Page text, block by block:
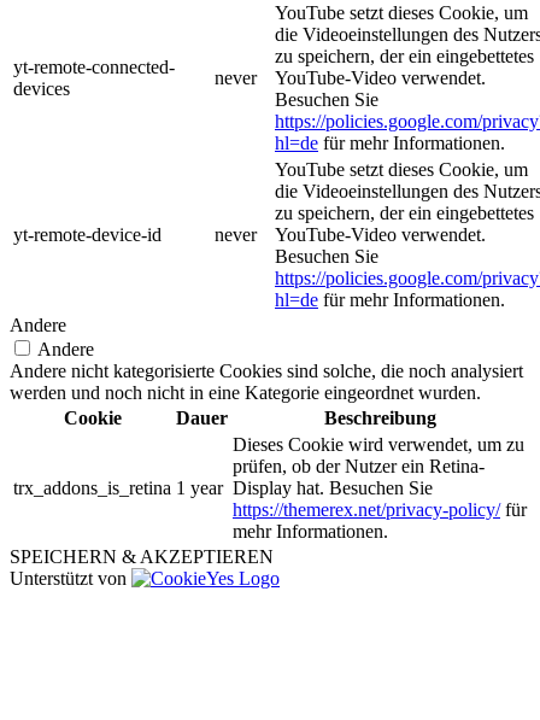
yt-remote-connected-
devices
never
YouTube setzt dieses Cookie, um
die Videoeinstellungen des
zu speichern, der ein eingebettetes
YouTube-Video verwendet.
Besuchen Sie
https://policies.google.com/
hl=de für mehr Informationen.
yt-remote-device-id never
YouTube setzt dieses Cookie, um
die Videoeinstellungen des
zu speichern, der ein eingebettetes
YouTube-Video verwendet.
Besuchen Sie
https://policies.google.com/
hl=de für mehr Informationen.
Andere
Andere
Andere nicht kategorisierte Cookies sind solche, die noch analysiert
werden und noch nicht in eine Kategorie eingeordnet wurden.
Cookie
Dauer Beschreibung
trx_addons_is_retina 1 year
Dieses Cookie wird verwendet, um zu
prüfen, ob der Nutzer ein Retina-
Display hat. Besuchen Sie
https://themerex.net/privacy-policy/für
mehr Informationen.
SPEICHERN & AKZEPTIEREN
Unterstützt von